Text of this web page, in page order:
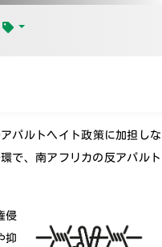
パルトヘイト政策に加担しな
で、南アフリカの反アパルト
侵
抑